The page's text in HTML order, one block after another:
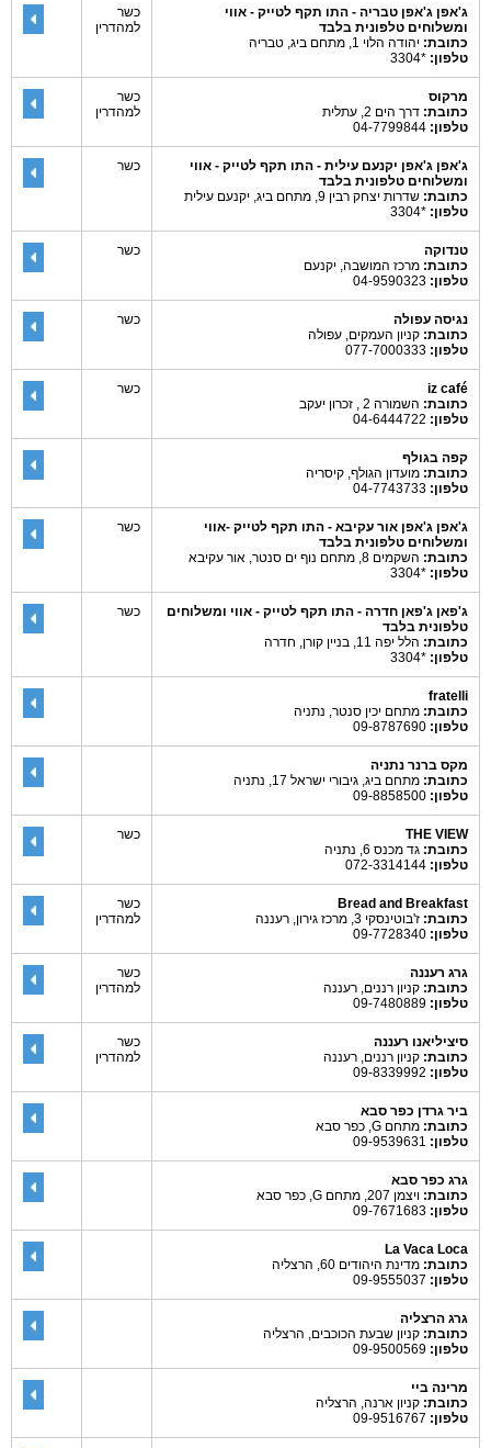
ג'אפן ג'אפן טבריה - התו תקף לטייק - אווי
ומשלוחים טלפונית בלבד
כתובת: יהודה הלוי 1, מתחם ביג, טבריה
טלפון: *3304
כשר
למהדרין
מרקוס
כתובת: דרך הים 2, עתלית
טלפון:
כשר
למהדרין
ג'אפן ג'אפן יקנעם עילית - התו תקף לטייק - אווי
ומשלוחים טלפונית בלבד
כתובת: שדרות יצחק רבין 9, מתחם ביג, יקנעם עילית
טלפון: *3304
כשר
טנדוקה
כתובת: מרכז המושבה, יקנעם
טלפון:
כשר
נגיסה עפולה
כתובת: קניון העמקים, עפולה
טלפון:
כשר
iz café
כתובת: השמורה 2 , זכרון יעקב
טלפון:
כשר
קפה בגולף
כתובת: מועדון הגולף, קיסריה
טלפון:
ג'אפן ג'אפן אור עקיבא - התו תקף לטייק -אווי
ומשלוחים טלפונית בלבד
כתובת: השקמים 8, מתחם נוף ים סנטר, אור עקיבא
טלפון: *3304
כשר
ג'פאן ג'פאן חדרה - התו תקף לטייק - אווי ומשלוחים
טלפונית בלבד
כתובת: הלל יפה 11, בניין קורן, חדרה
טלפון: *3304
כשר
fratelli
כתובת: מתחם יכין סנטר, נתניה
טלפון:
מקס ברנר נתניה
כתובת: מתחם ביג, גיבורי ישראל 17, נתניה
טלפון:
THE VIEW
כתובת: גד מכנס 6, נתניה
טלפון:
כשר
Bread and Breakfast
כתובת: ז'בוטינסקי 3, מרכז גירון, רעננה
טלפון:
כשר
למהדרין
גרג רעננה
כתובת: קניון רננים, רעננה
טלפון:
כשר
למהדרין
סיציליאנו רעננה
כתובת: קניון רננים, רעננה
טלפון:
כשר
למהדרין
ביר גרדן כפר סבא
כתובת: מתחם G, כפר סבא
טלפון:
גרג כפר סבא
כתובת: ויצמן 207, מתחם G, כפר סבא
טלפון:
La Vaca Loca
כתובת: מדינת היהודים 60, הרצליה
טלפון:
גרג הרצליה
כתובת: קניון שבעת הכוכבים, הרצליה
טלפון:
מרינה ביי
כתובת: קניון ארנה, הרצליה
טלפון: